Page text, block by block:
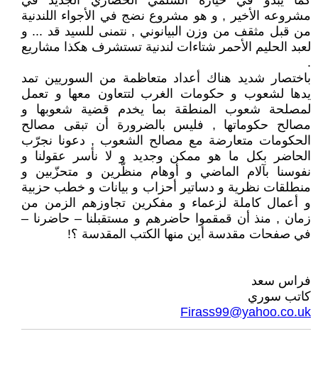
مشروعه الأخير , و هو مشروع نضج في الأجواء اللندنية
من قبل مثقف من وزن البيانوني , نتمنى للسيد قد ... و
لعبد الحليم الأحمر شتاءات لندنية تستشرف هكذا مشاريع
.
باختصار شديد هناك أعداد متعاظمة من السوريين تمد
يدها لشعوب و حكومات الغرب لتتعاون معها و تعمل
لمصلحة شعوب المنطقة بما يخدم قضية شعوبها و
مصالح حكوماتها , فليس بالضرورة أن تبقى مصالح
الحكومات متعارضة مع مصالح الشعوب , دعونا نجرّب
الحاضر بكل ما هو ممكن وجديد و لا نأسر عقولنا و
نفوسنا بآلام الماضي و أوهام منظّرين و متحزّبين و
منطلقات نظرية و دساتير أحزاب و بيانات و خطب حزبية
و أعمال كاملة لزعماء و مفكرين تجاوزهم الزمن من
زمان , منذ أن قمقموا حاضرهم و مستقبلنا – حاضرنا –
في صفحات مقدسة أين منها الكتب المقدسة ؟!
فراس سعد
كاتب سوري
Firass99@yahoo.co.uk